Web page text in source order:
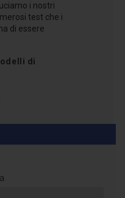
i nostri
test che i
di essere
di